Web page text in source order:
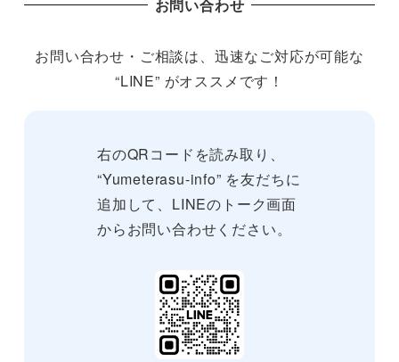
お問い合わせ
お問い合わせ・ご相談は、迅速なご対応が可能な
“LINE” がオススメです！
右のQRコードを読み取り、
“Yumeterasu-info” を友だちに
追加して、LINEのトーク画面
からお問い合わせください。